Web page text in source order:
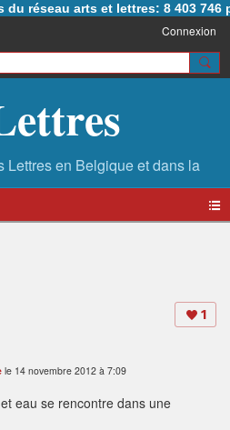
réseau arts et lettres: 8 403 746
Connexion
1
le 14 novembre 2012 à 7:09
eau se rencontre dans une